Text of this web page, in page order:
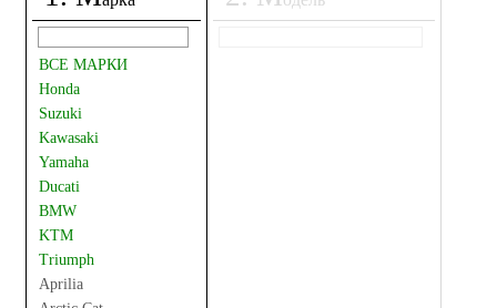
ВСЕ МАРКИ
Honda
Suzuki
Kawasaki
Yamaha
Ducati
BMW
KTM
Triumph
Aprilia